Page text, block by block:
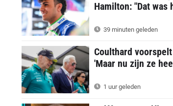
Hamilton: "Dat was
39 minuten geleden
Coulthard
'Maar nu zijn ze
1 uur geleden